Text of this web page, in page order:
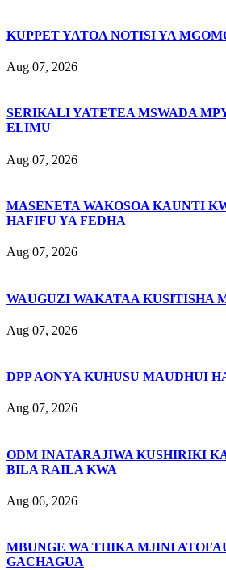
KUPPET YATOA NOTISI YA
Aug 07, 2026
SERIKALI YATETEA MSWADA
ELIMU
Aug 07, 2026
MASENETA WAKOSOA KAUNTI
HAFIFU YA FEDHA
Aug 07, 2026
WAUGUZI WAKATAA KUSITISHA
Aug 07, 2026
DPP AONYA KUHUSU MAUDHUI
Aug 07, 2026
ODM INATARAJIWA KUSHIRIKI
BILA RAILA KWA
Aug 06, 2026
MBUNGE WA THIKA MJINI
GACHAGUA